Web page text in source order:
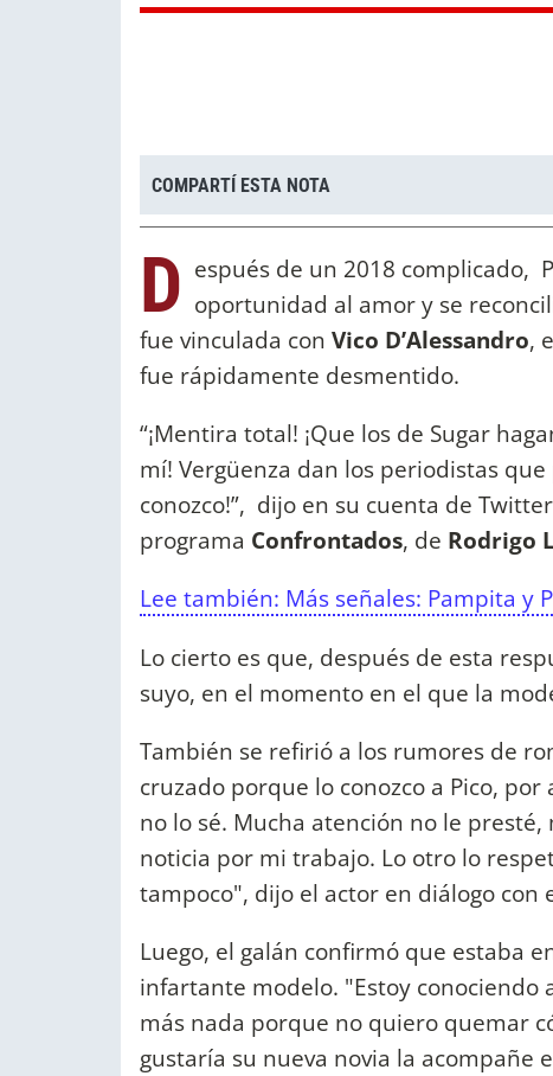
COMPARTÍ ESTA NOTA
D espués de un 2018 complicado,
oportunidad al amor y se
fue vinculada con Vico D’Alessandro,
fue rápidamente desmentido.
“¡Mentira total! ¡Que los de Sugar
mí! Vergüenza dan los periodistas
conozco!”, dijo en su cuenta de
programa Confrontados, de Rodrigo
Lee también: Más señales: Pampita y
Lo cierto es que, después de esta
suyo, en el momento en el que la
También se refirió a los rumores de
cruzado porque lo conozco a Pico,
no lo sé. Mucha atención no le
noticia por mi trabajo. Lo otro lo
tampoco", dijo el actor en diálogo con
Luego, el galán confirmó que estaba
infartante modelo. "Estoy conociendo
más nada porque no quiero quemar
gustaría su nueva novia la acompañe